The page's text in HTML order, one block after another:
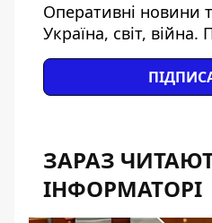
Оперативні новини
Україна, світ, війна.
ЗАРАЗ
ІНФОРМАТОРІ